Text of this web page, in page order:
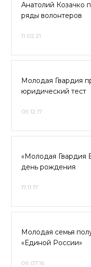
Анатолий Козачко
ряды волонтеров
11.02.21
Молодая Гвардия
юридический тест
09.12.17
«Молодая Гвардия
день рождения
17.11.17
Молодая семья
«Единой России»
09.07.16